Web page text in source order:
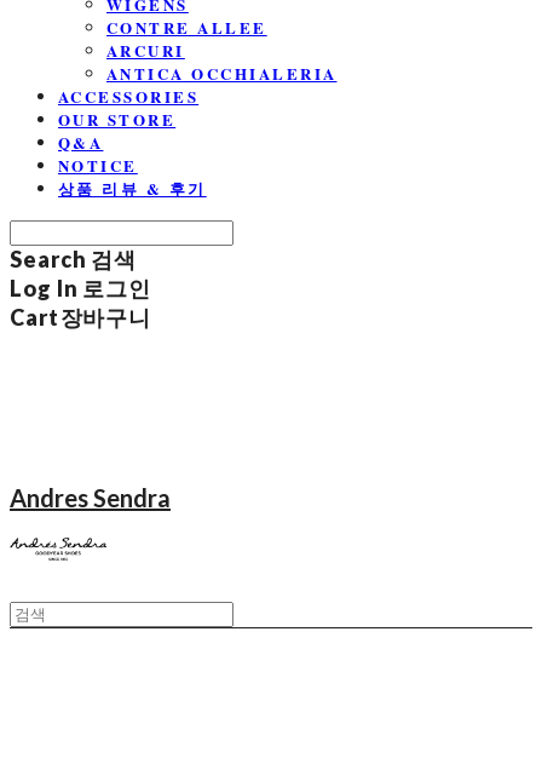
CONTRE ALLEE
ARCURI
ANTICA OCCHIALERIA
ACCESSORIES
OUR STORE
Q&A
NOTICE
상품 리뷰 & 후기
Search 검색
Log In 로그인
Cart장바구니
Andres Sendra